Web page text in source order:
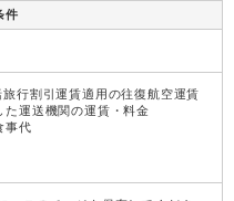
件
旅行割引運賃適用の往復航空運賃
た運送機関の運賃・料金
事代